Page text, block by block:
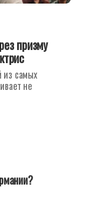
призму
из самых
не